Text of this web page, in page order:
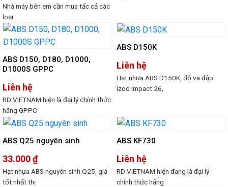
Nhà máy bên em cần mua tấc cả các
loại
ABS D150, D180, D1000,
D1000S GPPC
Liên hệ
RD VIETNAM hiện là đại lý chính thức
hãng GPPC
ABS D150K
Liên hệ
Hạt nhựa ABS D150K, độ va đập
izod impact 26,
ABS Q25 nguyên sinh
33.000₫
Hạt nhựa ABS nguyên sinh Q25, giá
tốt nhất thị
ABS KF730
Liên hệ
RD VIETNAM hiện đang là đại lý
chính thức hãng